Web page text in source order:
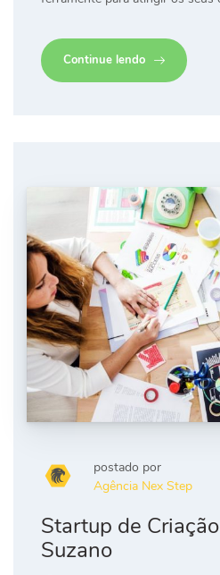
Continue lendo
postado por
Agência Nex Step
Startup de
Suzano